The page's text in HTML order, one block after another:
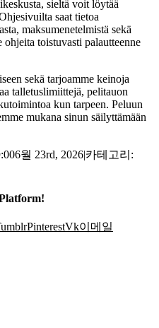
sieltä voit löytää
saat tietoa
maksumenetelmistä sekä
toistuvasti palautteenne
sekä tarjoamme keinoja
talletuslimiittejä, pelitauon
kun tarpeen. Peluun
mukana sinun säilyttämään
6월 23rd, 2026|카테고리:
PinterestVk이메일